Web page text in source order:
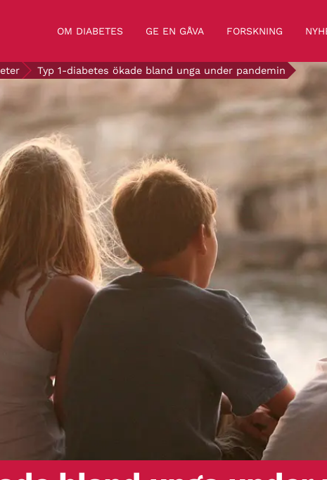
OM DIABETES GE EN GÅVA FORSKNING
Typ 1-diabetes ökade bland unga under pandemin